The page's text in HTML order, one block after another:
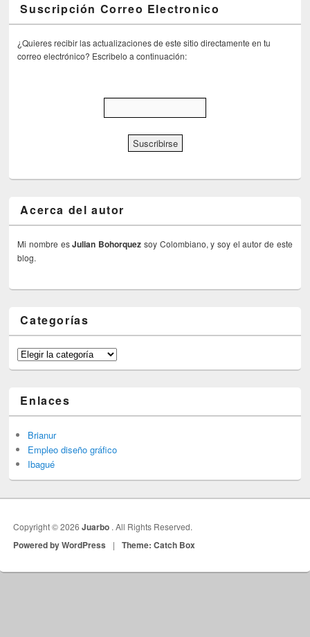
Suscripción Correo Electronico
¿Quieres recibir las actualizaciones de este sitio directamente en tu
correo electrónico? Escribelo a continuación:
Acerca del autor
Mi nombre esJulian Bohorquez soy Colombiano, y soy el autor de este
blog.
Categorías
Categorías
Enlaces
Brianur
Empleo diseño gráfico
Ibagué
Copyright © 2026Juarbo . All Rights Reserved.
Powered by WordPress | Theme: Catch Box